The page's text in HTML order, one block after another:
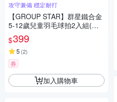
攻守兼備 穩定耐打
【GROUP STAR】群星鐵合金
5-12歲兒童羽毛球拍2入組(羽
球拍 練習球拍 訓練球拍 兒童球
拍/GS5100)
$399
5 (2)
券
加入購物車